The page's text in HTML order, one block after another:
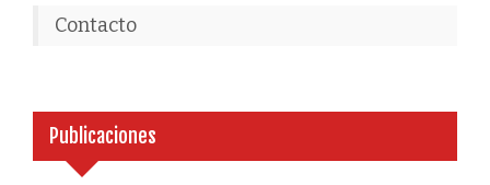
Contacto
Publicaciones